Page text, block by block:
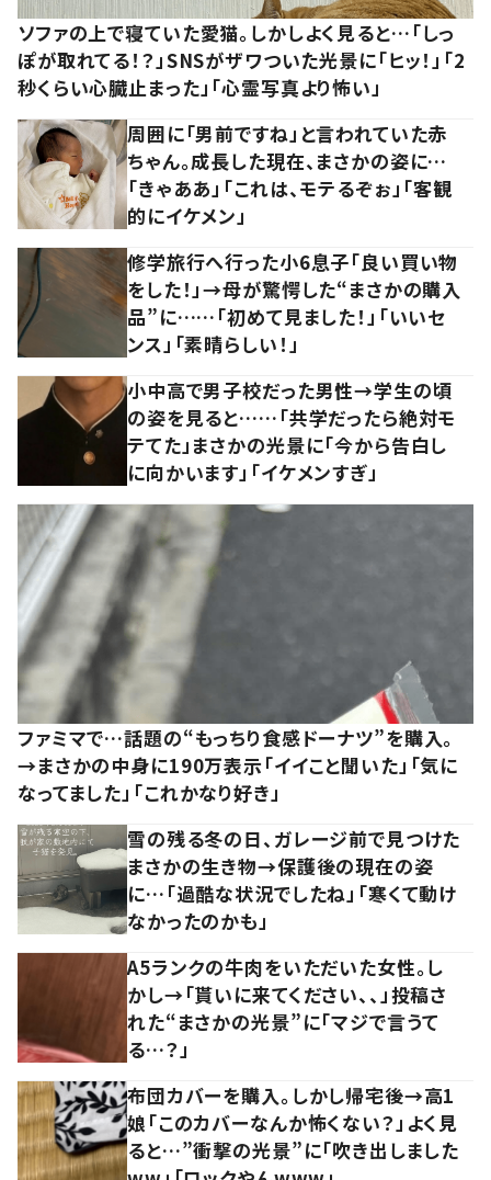
ソファの上で寝ていた愛猫。しかしよく見ると…「しっ
ぽが取れてる！？」SNSがザワついた光景に「ヒッ！」「2
秒くらい心臓止まった」「心霊写真より怖い」
周囲に「男前ですね」と言われていた赤
ちゃん。成長した現在、まさかの姿に…
「きゃああ」「これは、モテるぞぉ」「客観
的にイケメン」
修学旅行へ行った小6息子「良い買い物
をした！」→母が驚愕した“まさかの購入
品”に……「初めて見ました！」「いいセ
ンス」「素晴らしい！」
小中高で男子校だった男性→学生の頃
の姿を見ると……「共学だったら絶対モ
テてた」まさかの光景に「今から告白し
に向かいます」「イケメンすぎ」
ファミマで…話題の“もっちり食感ドーナツ”を購入。
→まさかの中身に190万表示「イイこと聞いた」「気に
なってました」「これかなり好き」
雪の残る冬の日、ガレージ前で見つけた
まさかの生き物→保護後の現在の姿
に…「過酷な状況でしたね」「寒くて動け
なかったのかも」
A5ランクの牛肉をいただいた女性。し
かし→「貰いに来てください、、」投稿さ
れた“まさかの光景”に「マジで言うて
る…？」
布団カバーを購入。しかし帰宅後→高1
娘「このカバーなんか怖くない？」よく見
ると…”衝撃の光景”に「吹き出しました